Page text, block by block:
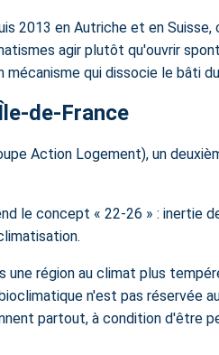
2013 en Autriche et en Suisse,
agir plutôt qu'ouvrir
qui dissocie le bâti
de-France
Action Logement), un
le concept « 22-26 » : inertie
région au climat plus
n'est pas réservée
partout, à condition d'être